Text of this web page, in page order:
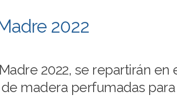
2022
2022, se repartirán en
madera perfumadas